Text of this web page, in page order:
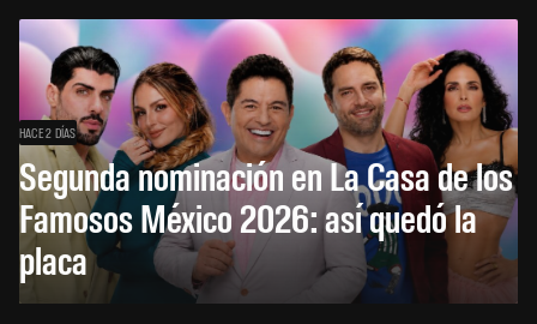
HACE 2 DÍAS
Segunda nominación en La Casa de los
Famosos México 2026: así quedó la
placa